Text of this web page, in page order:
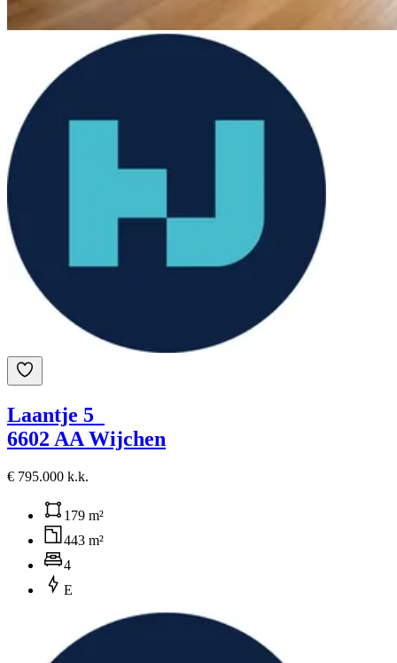
Laantje 5
6602 AA Wijchen
€ 795.000 k.k.
179 m²
443 m²
4
E